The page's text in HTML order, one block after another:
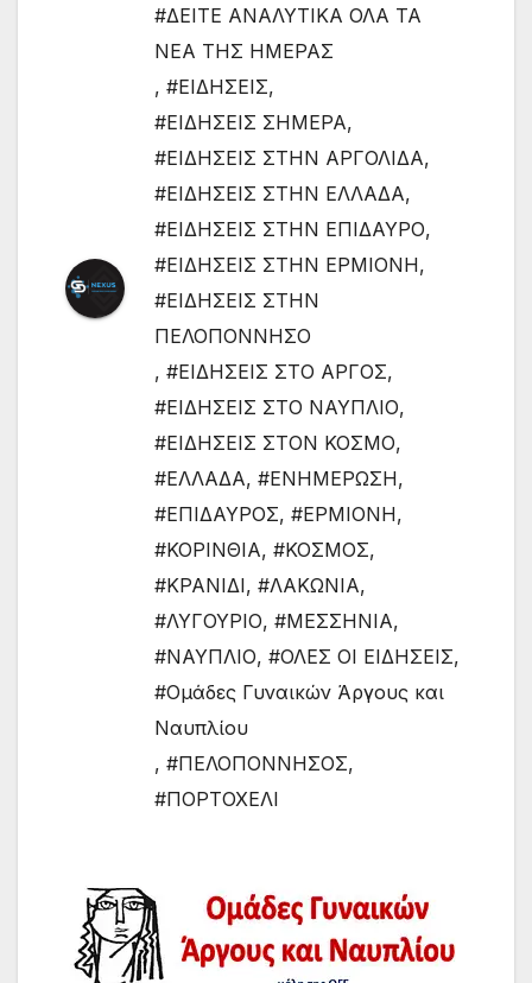
#ΔΕΙΤΕ ΑΝΑΛΥΤΙΚΑ ΟΛΑ ΤΑ
ΝΕΑ ΤΗΣ ΗΜΕΡΑΣ
, #ΕΙΔΗΣΕΙΣ,
#ΕΙΔΗΣΕΙΣ ΣΗΜΕΡΑ,
#ΕΙΔΗΣΕΙΣ ΣΤΗΝ ΑΡΓΟΛΙΔΑ,
#ΕΙΔΗΣΕΙΣ ΣΤΗΝ ΕΛΛΑΔΑ,
#ΕΙΔΗΣΕΙΣ ΣΤΗΝ ΕΠΙΔΑΥΡΟ,
#ΕΙΔΗΣΕΙΣ ΣΤΗΝ ΕΡΜΙΟΝΗ,
#ΕΙΔΗΣΕΙΣ ΣΤΗΝ
ΠΕΛΟΠΟΝΝΗΣΟ
, #ΕΙΔΗΣΕΙΣ ΣΤΟ ΑΡΓΟΣ,
#ΕΙΔΗΣΕΙΣ ΣΤΟ ΝΑΥΠΛΙΟ,
#ΕΙΔΗΣΕΙΣ ΣΤΟΝ ΚΟΣΜΟ,
#ΕΛΛΑΔΑ, #ΕΝΗΜΕΡΩΣΗ,
#ΕΠΙΔΑΥΡΟΣ, #ΕΡΜΙΟΝΗ,
#ΚΟΡΙΝΘΙΑ, #ΚΟΣΜΟΣ,
#ΚΡΑΝΙΔΙ, #ΛΑΚΩΝΙΑ,
#ΛΥΓΟΥΡΙΟ, #ΜΕΣΣΗΝΙΑ,
#ΝΑΥΠΛΙΟ, #ΟΛΕΣ ΟΙ ΕΙΔΗΣΕΙΣ,
#Ομάδες Γυναικών Άργους και
Ναυπλίου
, #ΠΕΛΟΠΟΝΝΗΣΟΣ,
#ΠΟΡΤΟΧΕΛΙ